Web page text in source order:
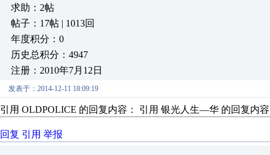
求助：2帖
帖子：17帖 | 1013回
年度积分：0
历史总积分：4947
注册：2010年7月12日
发表于：2014-12-11 18:09:19
引用 OLDPOLICE 的回复内容： 引用 银光人生—华 的回复
回复 引用 举报